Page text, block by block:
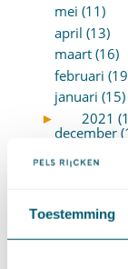
Toestemming
mei (11)
april (13)
maart (16)
februari
januari (15)
►
2021
december
november (9)
augustus (7)
juli (4)